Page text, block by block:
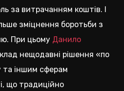
за витрачанням коштів. І
зміцнення боротьби з
При цьому Данило
нещодавні рішення «по
іншим сферам
що традиційно